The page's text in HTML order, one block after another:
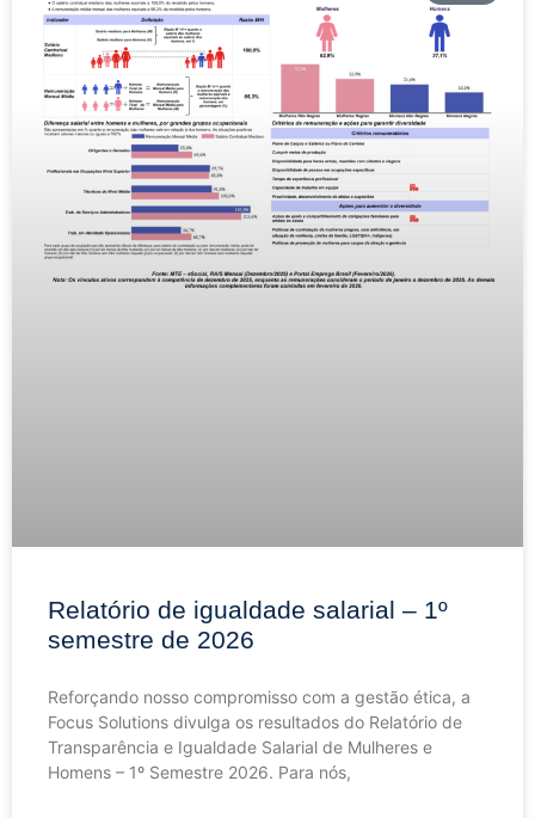
Relatório de igualdade salarial – 1º
semestre de 2026
Reforçando nosso compromisso com a gestão ética, a
Focus Solutions divulga os resultados do Relatório de
Transparência e Igualdade Salarial de Mulheres e
Homens – 1º Semestre 2026. Para nós,